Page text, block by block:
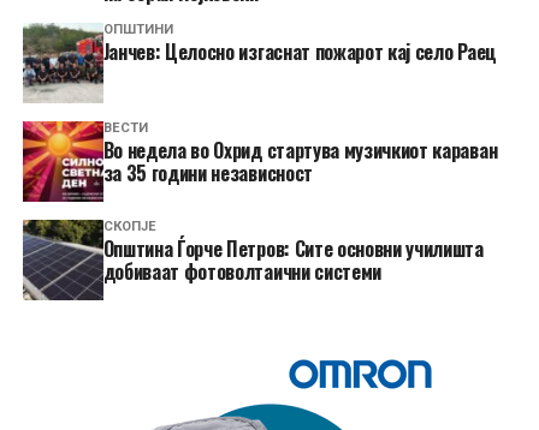
ОПШТИНИ
Јанчев: Целосно изгаснат пожарот кај село Раец
ВЕСТИ
Во недела во Охрид стартува музичкиот караван
за 35 години независност
СКОПЈЕ
Општина Ѓорче Петров: Сите основни училишта
добиваат фотоволтаични системи